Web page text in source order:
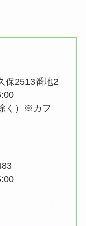
保2513番地2
く）※カフ